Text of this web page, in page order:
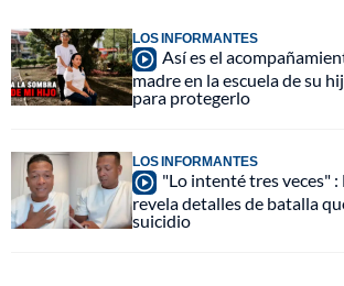
LOS INFORMANTES
Así es el
madre en la escuela de su
para protegerlo
LOS INFORMANTES
"Lo intenté tres veces"
revela detalles de batalla
suicidio